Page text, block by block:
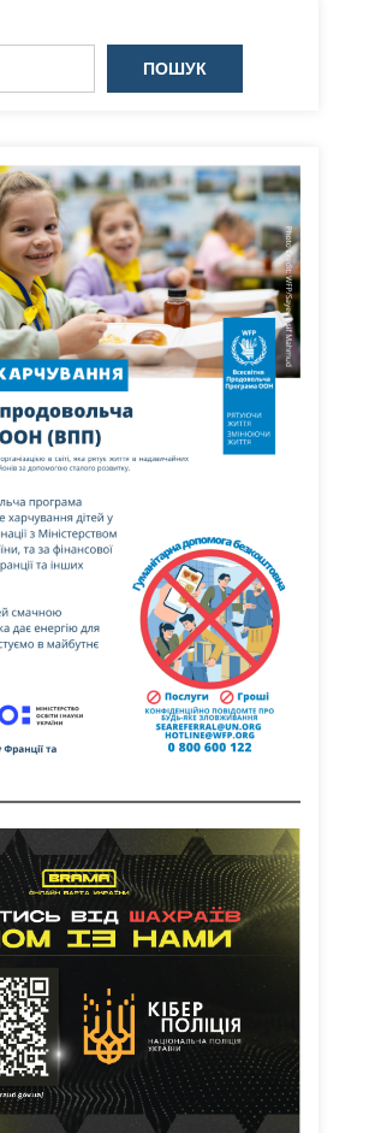
ПОШУК